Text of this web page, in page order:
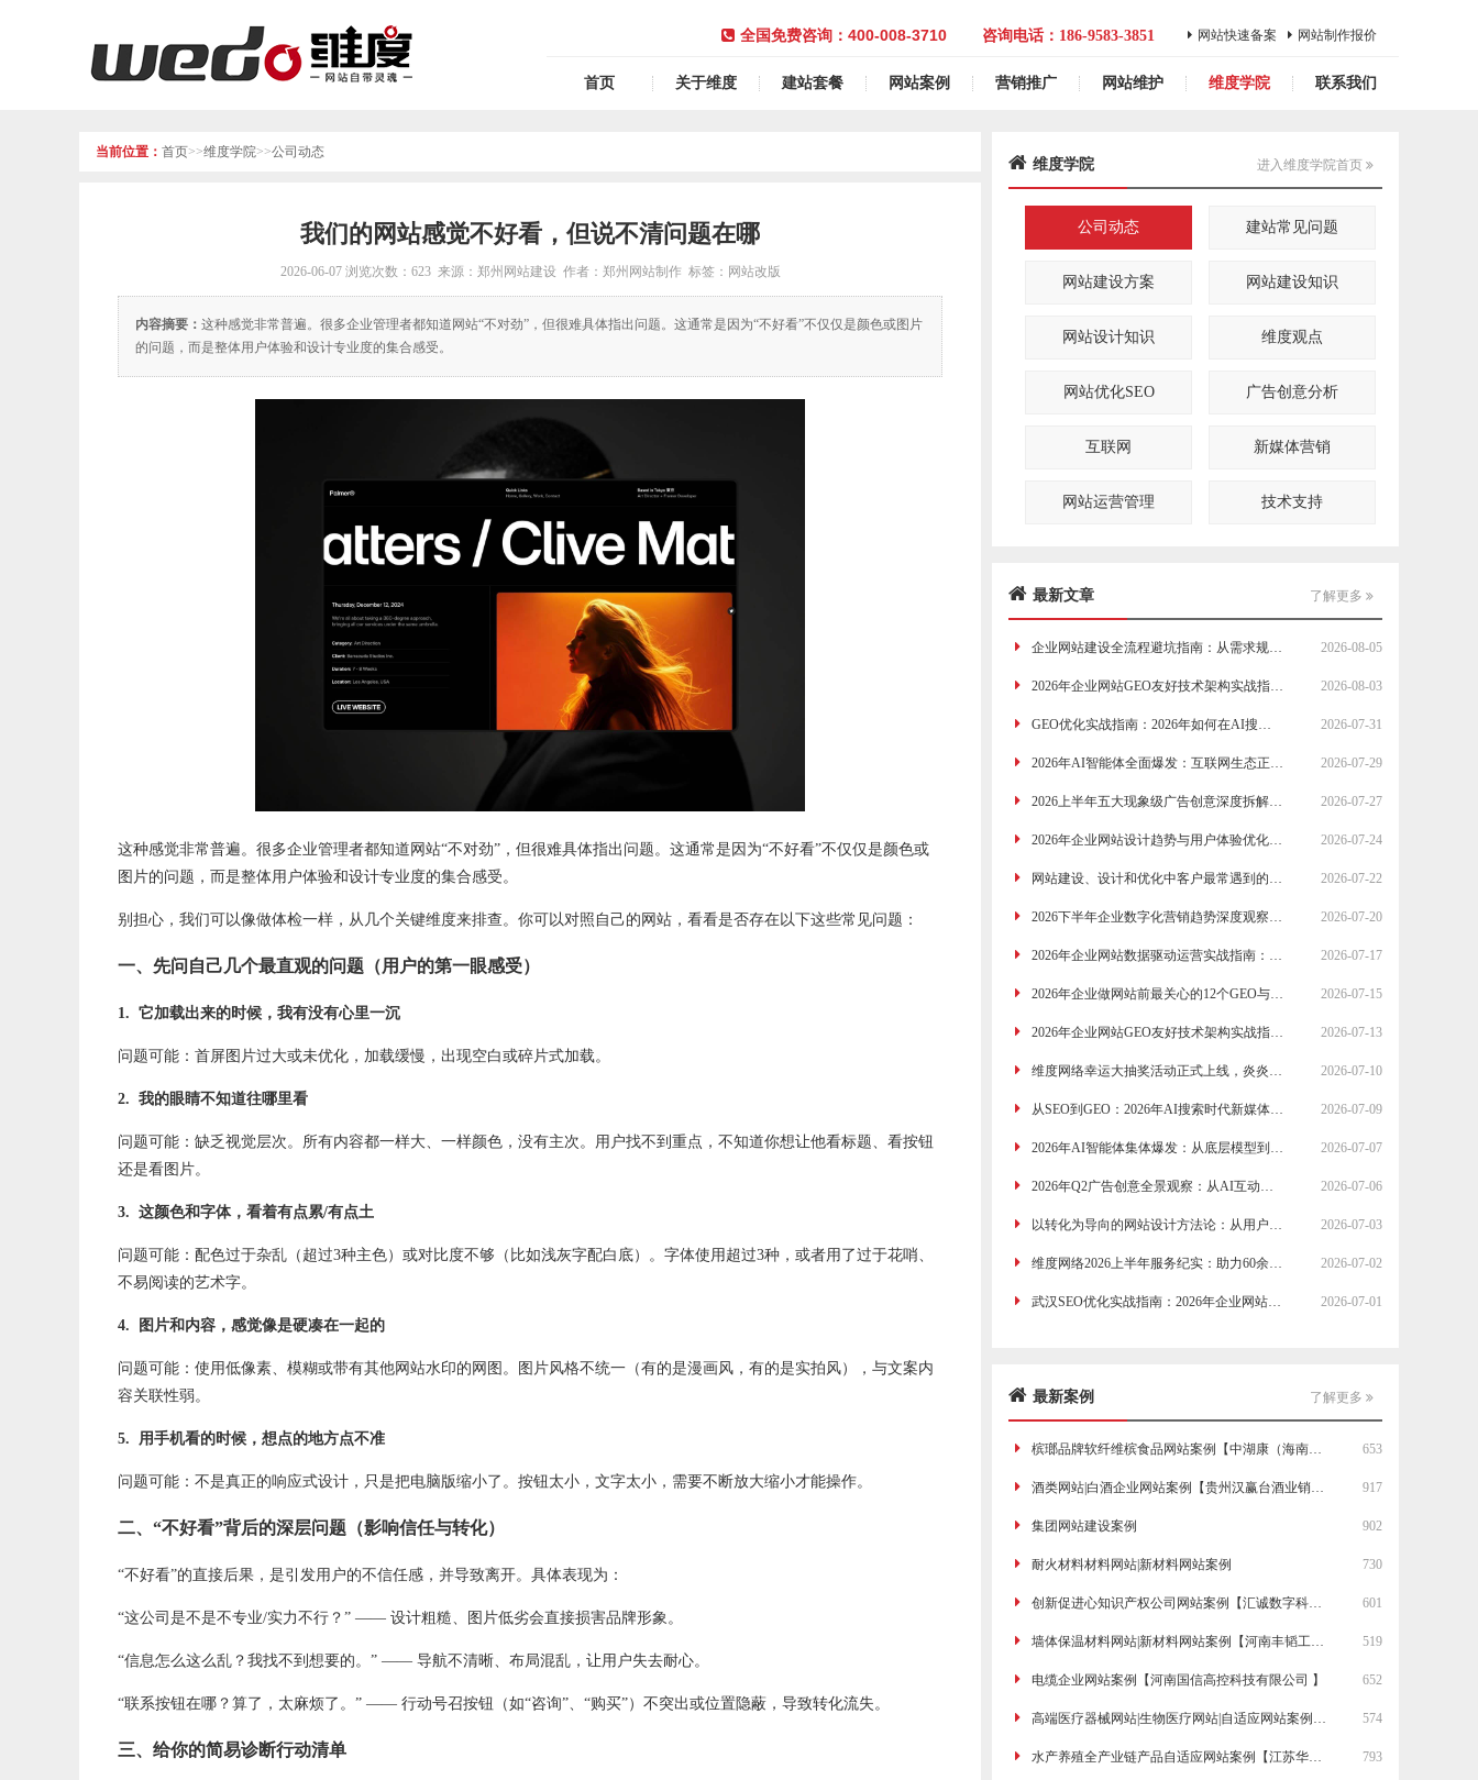
全国免费咨询： 400-008-3710 咨询电话：186-9583-3851 网站快速备案 网站制作报价
首页 关于维度 建站套餐 网站案例 营销推广 网站维护 维度学院 联系我们
当前位置： 首页>>维度学院>>公司动态
我们的网站感觉不好看，但说不清问题在哪
2026-06-07浏览次数：623 来源：郑州网站建设 作者：郑州网站制作 标签：网站改版
内容摘要： 这种感觉非常普遍。很多企业管理者都知道网站“不对劲”，但很难具体指出问题。这通常是因为“不好看”不仅仅是颜色或图片
的问题，而是整体用户体验和设计专业度的集合感受。
这种感觉非常普遍。很多企业管理者都知道网站“不对劲”，但很难具体指出问题。这通常是因为“不好看”不仅仅是颜色或
图片的问题，而是整体用户体验和设计专业度的集合感受。
别担心，我们可以像做体检一样，从几个关键维度来排查。你可以对照自己的网站，看看是否存在以下这些常见问题：
一、先问自己几个最直观的问题（用户的第一眼感受）
1. 它加载出来的时候，我有没有心里一沉
问题可能：首屏图片过大或未优化，加载缓慢，出现空白或碎片式加载。
2. 我的眼睛不知道往哪里看
问题可能：缺乏视觉层次。所有内容都一样大、一样颜色，没有主次。用户找不到重点，不知道你想让他看标题、看按钮
还是看图片。
3. 这颜色和字体，看着有点累/有点土
问题可能：配色过于杂乱（超过3种主色）或对比度不够（比如浅灰字配白底）。字体使用超过3种，或者用了过于花哨、
不易阅读的艺术字。
4. 图片和内容，感觉像是硬凑在一起的
问题可能：使用低像素、模糊或带有其他网站水印的网图。图片风格不统一（有的是漫画风，有的是实拍风），与文案内
容关联性弱。
5. 用手机看的时候，想点的地方点不准
问题可能：不是真正的响应式设计，只是把电脑版缩小了。按钮太小，文字太小，需要不断放大缩小才能操作。
二、“不好看”背后的深层问题（影响信任与转化）
“不好看”的直接后果，是引发用户的不信任感，并导致离开。具体表现为：
“这公司是不是不专业/实力不行？” —— 设计粗糙、图片低劣会直接损害品牌形象。
“信息怎么这么乱？我找不到想要的。” —— 导航不清晰、布局混乱，让用户失去耐心。
“联系按钮在哪？算了，太麻烦了。” —— 行动号召按钮（如“咨询”、“购买”）不突出或位置隐蔽，导致转化流失。
三、给你的简易诊断行动清单
进入维度学院首页
维度学院
公司动态 建站常见问题
网站建设方案 网站建设知识
网站设计知识 维度观点
网站优化SEO 广告创意分析
互联网 新媒体营销
网站运营管理 技术支持
了解更多
最新文章
2026-08-05
企业网站建设全流程避坑指南：从需求规划到上线运营的20个关键问题
2026-08-03
2026年企业网站GEO友好技术架构实战指南：从服务器选型到前端优化的完整方案
2026-07-31
GEO优化实战指南：2026年如何在AI搜索时代重新定义品牌新媒体营销策略
2026-07-29
2026年AI智能体全面爆发：互联网生态正在被重新定义的三个底层逻辑
2026-07-27
2026上半年五大现象级广告创意深度拆解：品牌营销的底层逻辑正在被重写
2026-07-24
2026年企业网站设计趋势与用户体验优化：从布局到交互的完整指南
2026-07-22
网站建设、设计和优化中客户最常遇到的12个实际难题与解决思路
2026-07-20
2026下半年企业数字化营销趋势深度观察：AI搜索重构流量格局，GEO成为品牌必选项
2026-07-17
2026年企业网站数据驱动运营实战指南：从流量分析到转化优化的完整体系
2026-07-15
2026年企业做网站前最关心的12个GEO与网站建设问题全解析
2026-07-13
2026年企业网站GEO友好技术架构实战指南：从页面结构到数据接口的完整技术方案
2026-07-10
维度网络幸运大抽奖活动正式上线，炎炎夏日来点小惊喜
2026-07-09
从SEO到GEO：2026年AI搜索时代新媒体营销策略的全面升级路线图
2026-07-07
2026年AI智能体集体爆发：从底层模型到应用生态的互联网产业大洗牌
2026-07-06
2026年Q2广告创意全景观察：从AI互动广告到情绪共鸣营销，4大创新方向的深度分析
2026-07-03
以转化为导向的网站设计方法论：从用户行为模式到页面布局的实战策略
2026-07-02
维度网络2026上半年服务纪实：助力60余家传统企业完成数字化转型与线上获客升级
2026-07-01
武汉SEO优化实战指南：2026年企业网站排名提升的五个关键步骤
了解更多
最新案例
653
槟瑯品牌软纤维槟食品网站案例【中湖康（海南）科技公司】
917
酒类网站|白酒企业网站案例【贵州汉赢台酒业销售有限公司】
902
集团网站建设案例
730
耐火材料材料网站|新材料网站案例
601
创新促进心知识产权公司网站案例【汇诚数字科技(河南)有限公司】
519
墙体保温材料网站|新材料网站案例【河南丰韬工程材料有限公司】
652
电缆企业网站案例【河南国信高控科技有限公司 】
574
高端医疗器械网站|生物医疗网站|自适应网站案例【东弘耀兴(河南)药业有限公司】
793
水产养殖全产业链产品自适应网站案例【江苏华实药业有限公司】